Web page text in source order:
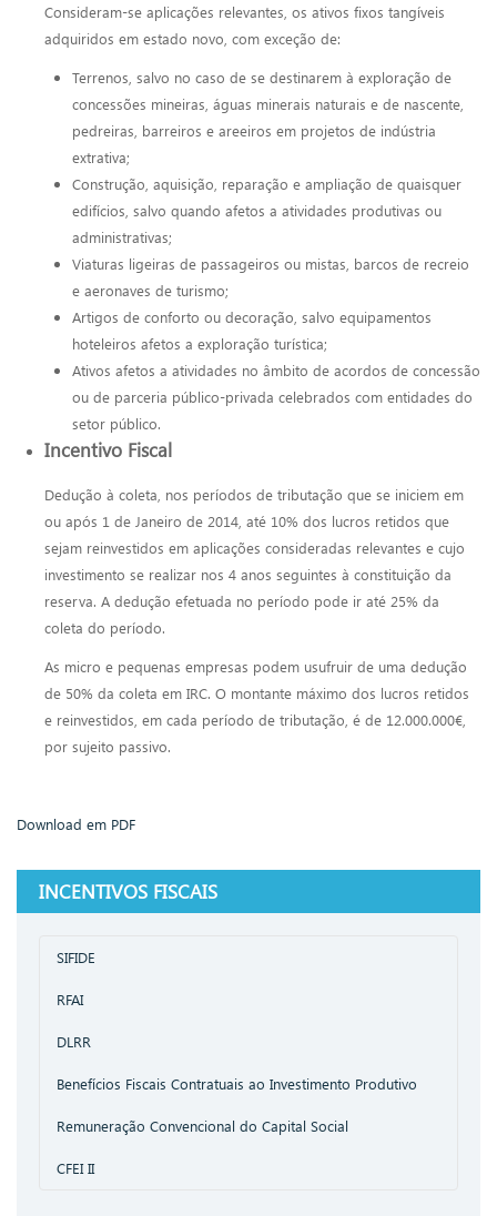
Consideram-se aplicações relevantes, os ativos fixos tangíveis
adquiridos em estado novo, com exceção de:
Terrenos, salvo no caso de se destinarem à exploração de
concessões mineiras, águas minerais naturais e de nascente,
pedreiras, barreiros e areeiros em projetos de indústria
extrativa;
Construção, aquisição, reparação e ampliação de quaisquer
edifícios, salvo quando afetos a atividades produtivas ou
administrativas;
Viaturas ligeiras de passageiros ou mistas, barcos de recreio
e aeronaves de turismo;
Artigos de conforto ou decoração, salvo equipamentos
hoteleiros afetos a exploração turística;
Ativos afetos a atividades no âmbito de acordos de concessão
ou de parceria público-privada celebrados com entidades do
setor público.
Incentivo Fiscal
Dedução à coleta, nos períodos de tributação que se iniciem em
ou após 1 de Janeiro de 2014, até 10% dos lucros retidos que
sejam reinvestidos em aplicações consideradas relevantes e cujo
investimento se realizar nos 4 anos seguintes à constituição da
reserva. A dedução efetuada no período pode ir até 25% da
coleta do período.
As micro e pequenas empresas podem usufruir de uma dedução
de 50% da coleta em IRC. O montante máximo dos lucros retidos
e reinvestidos, em cada período de tributação, é de 12.000.000€,
por sujeito passivo.
Download em PDF
INCENTIVOS FISCAIS
SIFIDE
RFAI
DLRR
Benefícios Fiscais Contratuais ao Investimento Produtivo
Remuneração Convencional do Capital Social
CFEI II